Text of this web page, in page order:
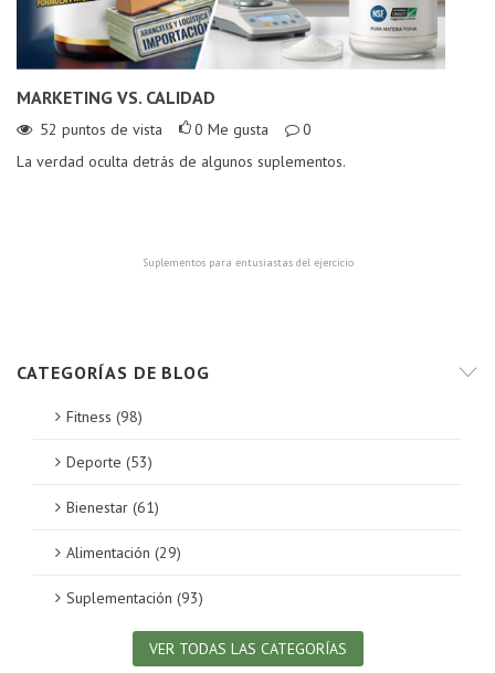
MARKETING VS. CALIDAD
52 puntos de vista 0 Me gusta
0
La verdad oculta detrás de algunos suplementos.
Suplementos para entusiastas del ejercicio
CATEGORÍAS DE BLOG
Fitness (98)
Deporte (53)
Bienestar (61)
Alimentación (29)
Suplementación (93)
VER TODAS LAS CATEGORÍAS